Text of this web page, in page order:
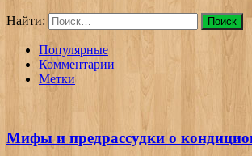
Найти:
Популярные
Комментарии
Метки
Мифы и предрассудки о